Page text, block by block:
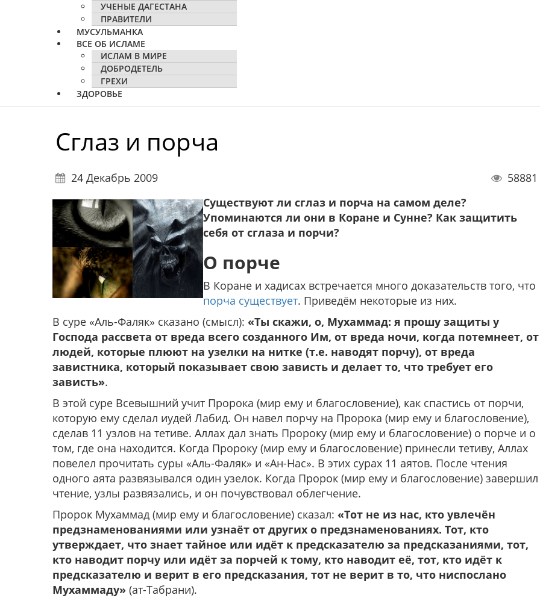
УЧЕНЫЕ ДАГЕСТАНА
ПРАВИТЕЛИ
МУСУЛЬМАНКА
ВСЕ ОБ ИСЛАМЕ
ИСЛАМ В МИРЕ
ДОБРОДЕТЕЛЬ
ГРЕХИ
ЗДОРОВЬЕ
Сглаз и порча
24 Декабрь 2009
58881
Существуют ли сглаз и порча на самом деле?
Упоминаются ли они в Коране и Сунне? Как защитить
себя от сглаза и порчи?
О порче
В Коране и хадисах встречается много доказательств того, что
порча существует. Приведём некоторые из них.
В суре «Аль-Фаляк» сказано (смысл): «Ты скажи, о, Мухаммад: я прошу защиты у
Господа рассвета от вреда всего созданного Им, от вреда ночи, когда потемнеет, от
людей, которые плюют на узелки на нитке (т.е. наводят порчу), от вреда
завистника, который показывает свою зависть и делает то, что требует его
зависть».
В этой суре Всевышний учит Пророка (мир ему и благословение), как спастись от порчи,
которую ему сделал иудей Лабид. Он навел порчу на Пророка (мир ему и благословение),
сделав 11 узлов на тетиве. Аллах дал знать Пророку (мир ему и благословение) о порче и о
том, где она находится. Когда Пророку (мир ему и благословение) принесли тетиву, Аллах
повелел прочитать суры «Аль-Фаляк» и «Ан-Нас». В этих сурах 11 аятов. После чтения
одного аята развязывался один узелок. Когда Пророк (мир ему и благословение) завершил
чтение, узлы развязались, и он почувствовал облегчение.
Пророк Мухаммад (мир ему и благословение) сказал: «Тот не из нас, кто увлечён
предзнаменованиями или узнаёт от других о предзнаменованиях. Тот, кто
утверждает, что знает тайное или идёт к предсказателю за предсказаниями, тот,
кто наводит порчу или идёт за порчей к тому, кто наводит её, тот, кто идёт к
предсказателю и верит в его предсказания, тот не верит в то, что ниспослано
Мухаммаду» (ат-Табрани).